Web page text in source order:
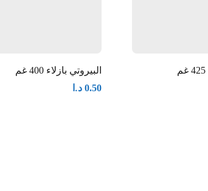
البيروتي بازلاء 400 غم
0.50 د.ا